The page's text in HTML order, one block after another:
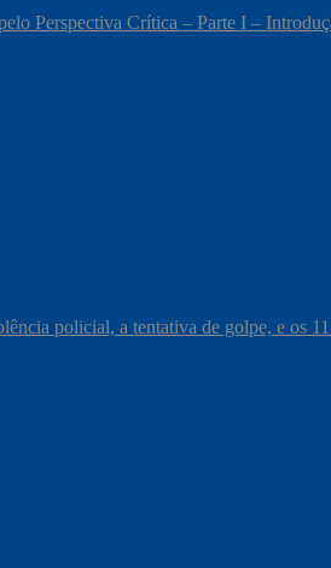
Perspectiva Crítica – Parte I –
policial, a tentativa de golpe, e os